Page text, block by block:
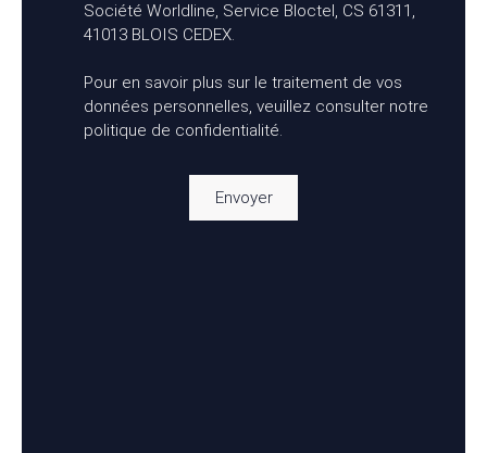
Société Worldline, Service Bloctel, CS 61311,
41013 BLOIS CEDEX.
Pour en savoir plus sur le traitement de vos
données personnelles, veuillez consulter notre
politique de confidentialité.
Envoyer